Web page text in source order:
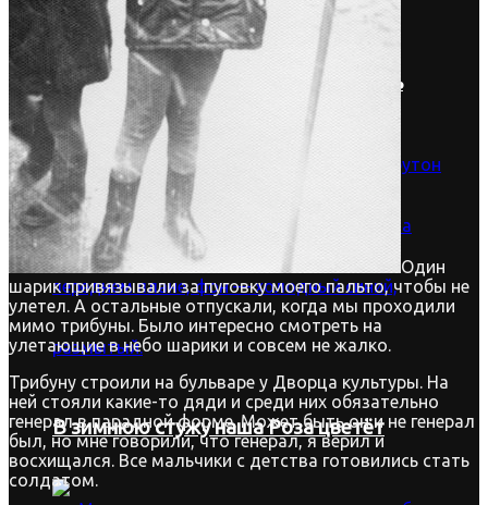
Показать все Result
А надо не вещать, а надо беседовать
В зимнюю стужу наша Роза цветёт
Один
шарик привязывали за пуговку моего пальто, чтобы не
улетел. А остальные отпускали, когда мы проходили
мимо трибуны. Было интересно смотреть на
улетающие в небо шарики и совсем не жалко.
Трибуну строили на бульваре у Дворца культуры. На
ней стояли какие-то дяди и среди них обязательно
генерал в парадной форме. Может быть он и не генерал
был, но мне говорили, что генерал, я верил и
восхищался. Все мальчики с детства готовились стать
солдатом.